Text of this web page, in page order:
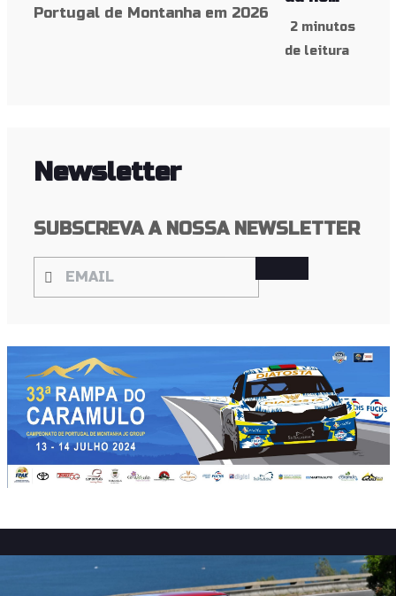
2 minutos
de leitura
Newsletter
SUBSCREVA A NOSSA NEWSLETTER